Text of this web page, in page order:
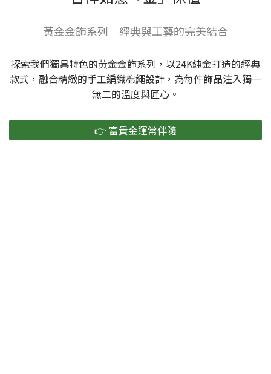
黃金金飾系列｜經典與工藝的完美結合
探索我們獨具特色的黃金金飾系列，以24K純金打造的經典
款式，融合精緻的手工編織棉繩設計，為每件飾品注入獨一
無二的溫度與匠心。
👉 富貴金運常伴隨